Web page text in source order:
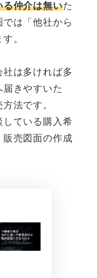
る仲介は無いた
は「他社から
。
は多ければ多
きやすいた
法です。
している購入希
販売図面の作成